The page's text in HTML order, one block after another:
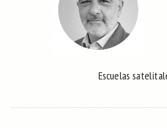
Escuelas